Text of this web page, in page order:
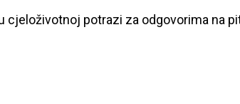
cjeloživotnoj potrazi za odgovorima na